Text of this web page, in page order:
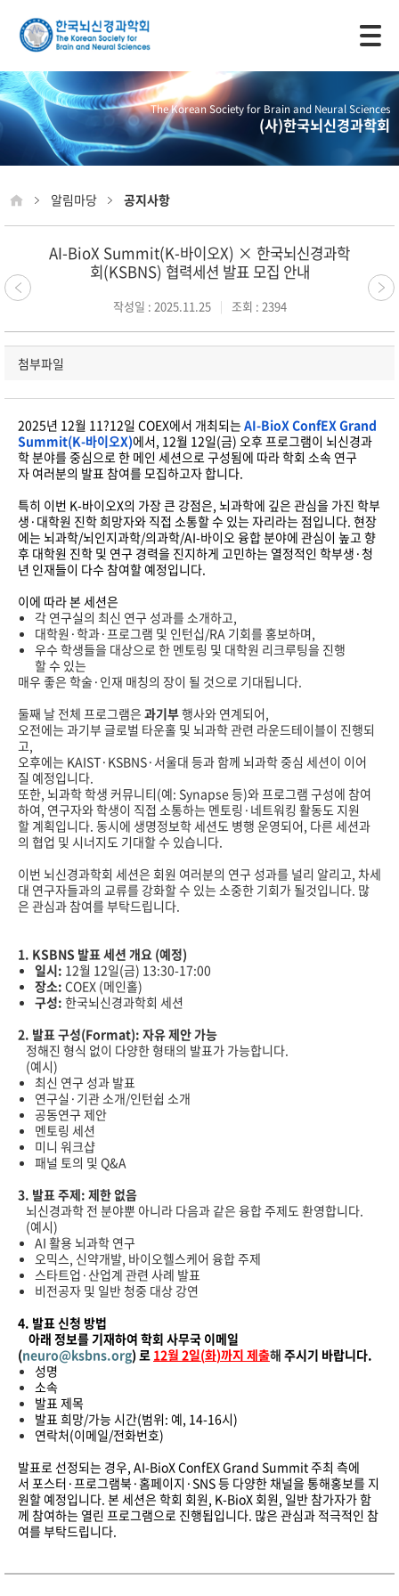
The Korean Society for Brain and Neural Sciences
(사)한국뇌신경과학회
알림마당 공지사항
AI-BioX Summit(K-바이오X) × 한국뇌신경과학
회(KSBNS) 협력세션 발표 모집 안내
작성일 : 2025.11.25 조회 : 2394
첨부파일
2025년 12월 11?12일 COEX에서 개최되는 AI-BioX ConfEX Grand
Summit(K-바이오X)에서, 12월 12일(금) 오후프로그램이 뇌신경과
학분야를 중심으로한 메인 세션으로구성됨에 따라학회 소속 연구
자 여러분의 발표 참여를 모집하고자합니다.
특히 이번 K-바이오X의 가장큰 강점은, 뇌과학에 깊은 관심을 가진 학부
생 · 대학원 진학희망자와 직접 소통할수 있는 자리라는 점입니다. 현장
에는 뇌과학/뇌인지과학/의과학/AI-바이오융합분야에 관심이 높고향
후 대학원 진학 및 연구 경력을 진지하게 고민하는 열정적인 학부생 · 청
년 인재들이 다수 참여할 예정입니다.
이에 따라본 세션은
각 연구실의 최신 연구 성과를 소개하고,
대학원 ·학과·프로그램 및 인턴십/RA 기회를 홍보하며,
우수 학생들을 대상으로한 멘토링 및 대학원 리크루팅을 진행
할수 있는
매우 좋은 학술 · 인재 매칭의 장이 될 것으로 기대됩니다.
둘째 날 전체 프로그램은 과기부행사와 연계되어,
오전에는 과기부 글로벌 타운홀 및 뇌과학관련 라운드테이블이 진행되
고,
오후에는 KAIST·KSBNS· 서울대 등과함께 뇌과학중심 세션이 이어
질 예정입니다.
또한, 뇌과학학생 커뮤니티(예: Synapse등)와프로그램 구성에 참여
하여, 연구자와학생이 직접 소통하는 멘토링 · 네트워킹 활동도 지원
할 계획입니다. 동시에 생명정보학 세션도 병행 운영되어, 다른 세션과
의 협업 및 시너지도 기대할수 있습니다.
이번 뇌신경과학회 세션은 회원 여러분의 연구 성과를 널리 알리고, 차세
대 연구자들과의 교류를 강화할수 있는 소중한 기회가 될것입니다. 많
은 관심과 참여를 부탁드립니다.
1. KSBNS 발표세션 개요 (예정)
일시: 12월 12일(금) 13:30-17:00
장소: COEX (메인홀)
구성: 한국뇌신경과학회 세션
2. 발표구성(Format): 자유제안가능
정해진 형식 없이 다양한형태의 발표가 가능합니다.
(예시)
최신 연구 성과 발표
연구실 · 기관소개/인턴쉽 소개
공동연구 제안
멘토링 세션
미니 워크샵
패널 토의 및 Q&A
3. 발표주제: 제한없음
뇌신경과학 전 분야뿐 아니라 다음과 같은 융합주제도환영합니다.
(예시)
AI 활용 뇌과학 연구
오믹스, 신약개발, 바이오헬스케어 융합주제
스타트업 ·산업계 관련 사례 발표
비전공자 및 일반 청중 대상 강연
4. 발표신청 방법
아래 정보를기재하여 학회 사무국 이메일
(neuro@ksbns.org) 로 12월 2일(화)까지 제출해 주시기 바랍니다.
성명
소속
발표제목
발표희망/가능 시간(범위: 예, 14-16시)
연락처(이메일/전화번호)
발표로 선정되는 경우, AI-BioX ConfEX Grand Summit주최 측에
서 포스터 ·프로그램북 ·홈페이지 ·SNS등 다양한채널을 통해홍보를 지
원할 예정입니다. 본 세션은 학회 회원, K-BioX회원, 일반 참가자가함
께 참여하는 열린 프로그램으로 진행됩입니다. 많은 관심과 적극적인 참
여를 부탁드립니다.